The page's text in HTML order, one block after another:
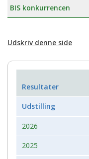
BIS konkurrencen
Udskriv denne side
Resultater
Udstilling
2026
2025